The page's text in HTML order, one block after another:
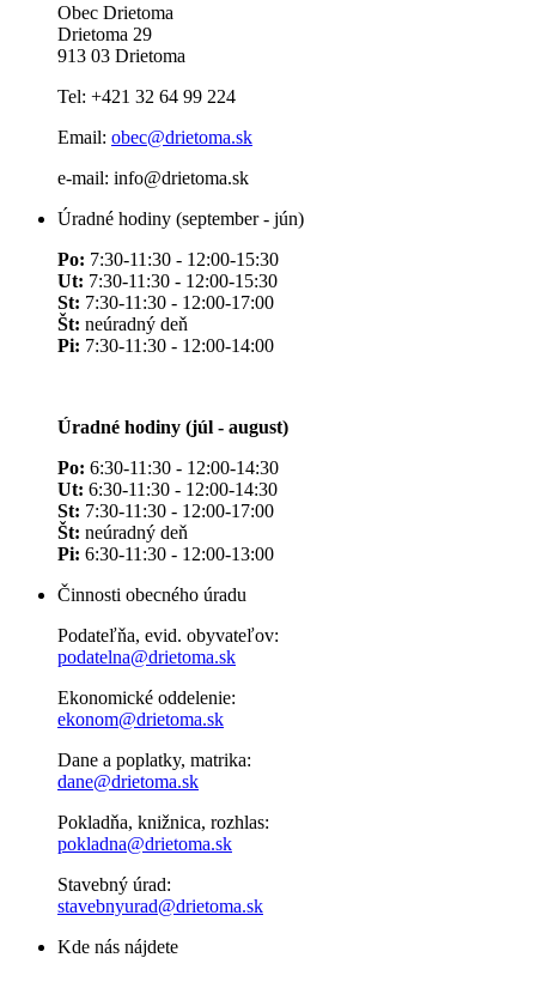
Obec Drietoma
Drietoma 29
913 03 Drietoma
Tel: +421 32 64 99 224
Email: obec@drietoma.sk
e-mail: info@drietoma.sk
Úradné hodiny (september - jún)
Po: 7:30-11:30 - 12:00-15:30
Ut: 7:30-11:30 - 12:00-15:30
St: 7:30-11:30 - 12:00-17:00
Št: neúradný deň
Pi: 7:30-11:30 - 12:00-14:00
Úradné hodiny (júl - august)
Po: 6:30-11:30 - 12:00-14:30
Ut: 6:30-11:30 - 12:00-14:30
St: 7:30-11:30 - 12:00-17:00
Št: neúradný deň
Pi: 6:30-11:30 - 12:00-13:00
Činnosti obecného úradu
Podateľňa, evid. obyvateľov:
podatelna@drietoma.sk
Ekonomické oddelenie:
ekonom@drietoma.sk
Dane a poplatky, matrika:
dane@drietoma.sk
Pokladňa, knižnica, rozhlas:
pokladna@drietoma.sk
Stavebný úrad:
stavebnyurad@drietoma.sk
Kde nás nájdete